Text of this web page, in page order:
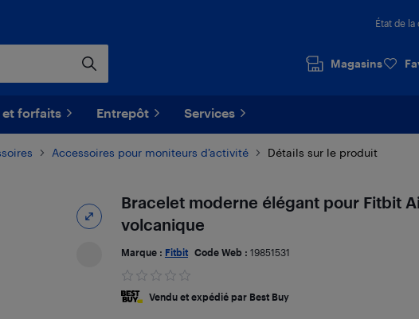
État de
Magasins
et forfaits Entrepôt Services
Accessoires pour moniteurs d’activité Détails sur le produit
Bracelet moderne élégant pour Fitbit
volcanique
Marque : Fitbit Code Web : 19851531
Vendu et expédié par Best Buy